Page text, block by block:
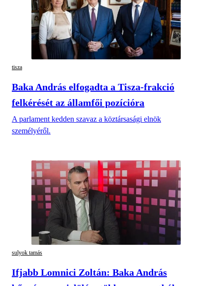
tisza
Baka András elfogadta a Tisza-frakció
felkérését az államfői pozícióra
A parlament kedden szavaz a köztársasági elnök
személyéről.
sulyok tamás
Ifjabb Lomnici Zoltán: Baka András